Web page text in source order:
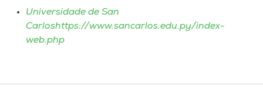
Universidade de San
Carloshttps://www.sancarlos.edu.py/index-
web.php